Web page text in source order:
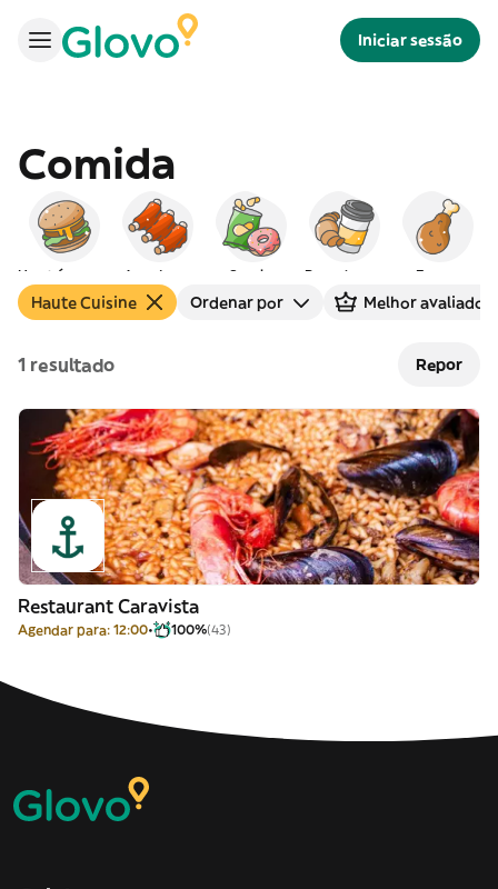
Iniciar sessão
Comida
Americana Snacks Peq. almoço Frango
Haute Cuisine Ordenar por Melhor avaliados
1 resultado Repor
Restaurant Caravista
Agendar para: 12:00 100%(43)